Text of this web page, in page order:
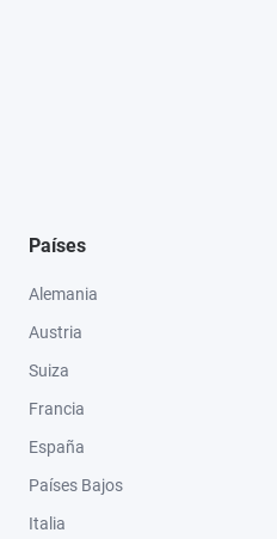
Países
Alemania
Austria
Suiza
Francia
España
Países Bajos
Italia